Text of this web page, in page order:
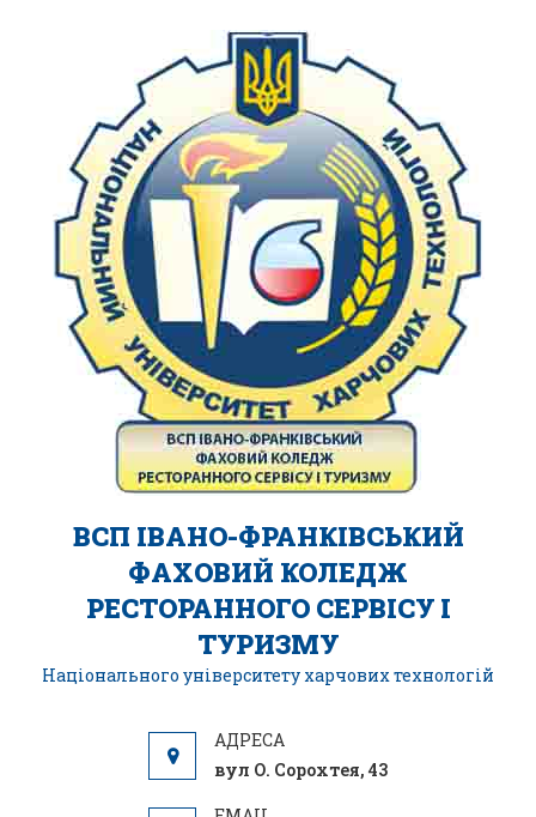
ВСП ІВАНО-ФРАНКІВСЬКИЙ
ФАХОВИЙ КОЛЕДЖ
РЕСТОРАННОГО СЕРВІСУ І
ТУРИЗМУ
Національного університету харчових технологій
вул О. Сорохтея, 43